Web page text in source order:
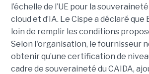
l’échelle de l’UE pour la
cloud et d’IA. Le Cispe a déclaré
loin de remplir les conditions
Selon l'organisation, le fournisseur
obtenir qu’une certification de
cadre de souveraineté du CAIDA,